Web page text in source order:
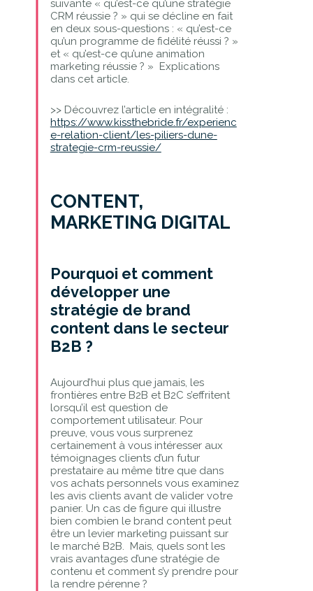
suivante « qu’est-ce qu’une stratégie
CRM réussie ? » qui se décline en fait
en deux sous-questions : « qu’est-ce
qu’un programme de fidélité réussi ? »
et « qu’est-ce qu’une animation
marketing réussie ? » Explications
dans cet article.
>> Découvrez l’article en intégralité :
https://www.kissthebride.fr/experienc
e-relation-client/les-piliers-dune-
strategie-crm-reussie/
CONTENT,
MARKETING DIGITAL
Pourquoi et comment
développer une
stratégie de brand
content dans le secteur
B2B ?
Aujourd’hui plus que jamais, les
frontières entre B2B et B2C s’effritent
lorsqu’il est question de
comportement utilisateur. Pour
preuve, vous vous surprenez
certainement à vous intéresser aux
témoignages clients d’un futur
prestataire au même titre que dans
vos achats personnels vous examinez
les avis clients avant de valider votre
panier. Un cas de figure qui illustre
bien combien le brand content peut
être un levier marketing puissant sur
le marché B2B. Mais, quels sont les
vrais avantages d’une stratégie de
contenu et comment s’y prendre pour
la rendre pérenne ?